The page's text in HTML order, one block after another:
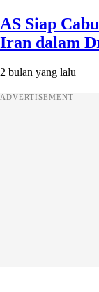
AS Siap
Iran dalam
2 bulan yang lalu
ADVERTISEMENT